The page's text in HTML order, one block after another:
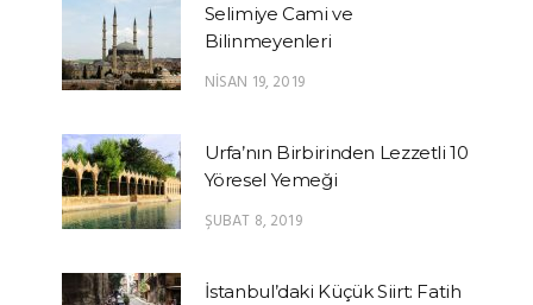
Selimiye Cami ve
Bilinmeyenleri
NISAN 19, 2019
Urfa’nın Birbirinden Lezzetli 10
Yöresel Yemeği
ŞUBAT 8, 2019
İstanbul’daki Küçük Siirt: Fatih